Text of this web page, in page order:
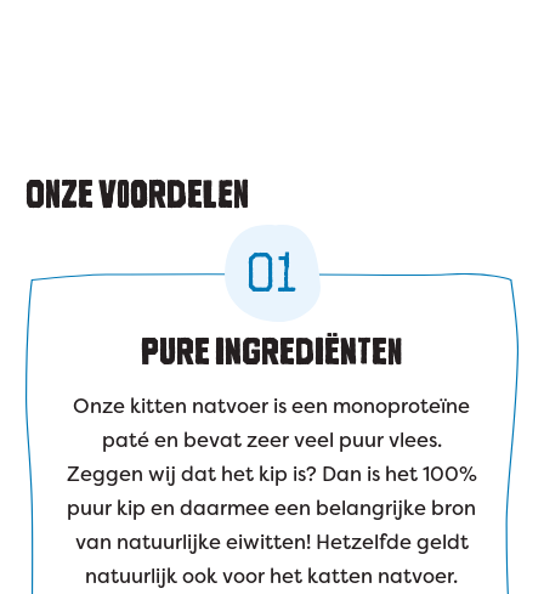
ONZE VOORDELEN
01
PURE INGREDIËNTEN
Onze kitten natvoer is een monoproteïne
paté en bevat zeer veel puur vlees.
Zeggen wij dat het kip is? Dan is het 100%
puur kip en daarmee een belangrijke bron
van natuurlijke eiwitten! Hetzelfde geldt
natuurlijk ook voor het katten natvoer.